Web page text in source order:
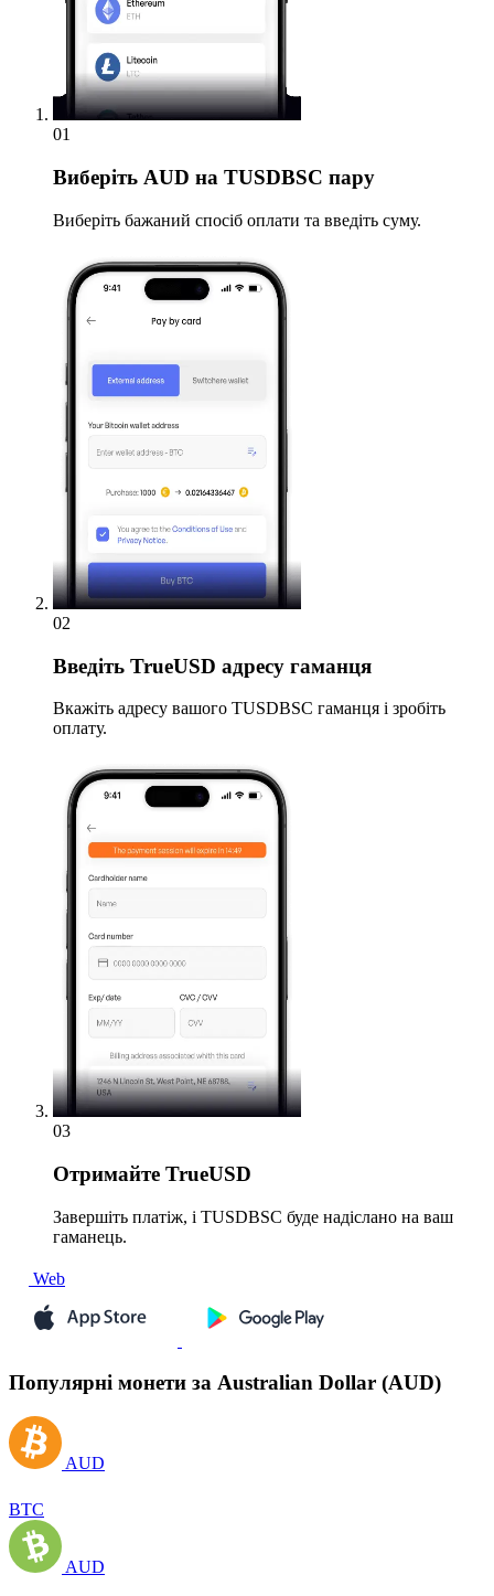
01
Виберіть AUD на TUSDBSC пару
Виберіть бажаний спосіб оплати та введіть суму.
02
Введіть TrueUSD адресу гаманця
Вкажіть адресу вашого TUSDBSC гаманця і зробіть
оплату.
03
Отримайте TrueUSD
Завершіть платіж, і TUSDBSC буде надіслано на ваш
гаманець.
Web
Популярні монети за Australian Dollar (AUD)
AUD
BTC
AUD